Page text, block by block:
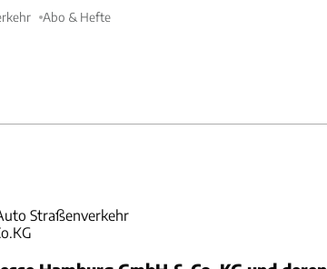
Abo & Hefte
Straßenverkehr